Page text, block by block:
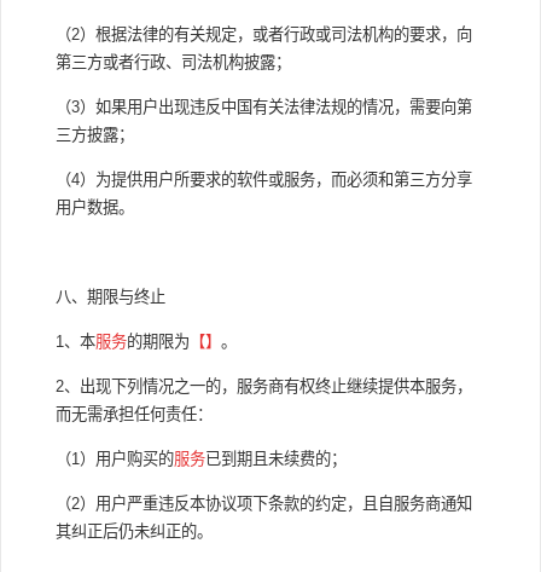
（2）根据法律的有关规定，或者行政或司法机构的要求，向
第三方或者行政、司法机构披露；
（3）如果用户出现违反中国有关法律法规的情况，需要向第
三方披露；
（4）为提供用户所要求的软件或服务，而必须和第三方分享
用户数据。
八、期限与终止
1、本服务的期限为 【】 。
2、出现下列情况之一的，服务商有权终止继续提供本服务，
而无需承担任何责任：
（1）用户购买的服务已到期且未续费的；
（2）用户严重违反本协议项下条款的约定，且自服务商通知
其纠正后仍未纠正的。